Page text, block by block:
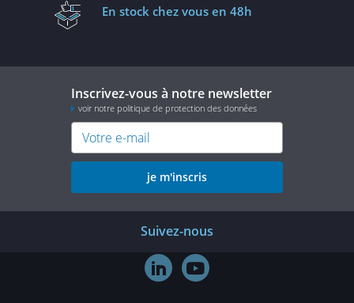
En stock chez vous en 48h
Inscrivez-vous à notre newsletter
voir notre politique de protection des données
je m'inscris
Suivez-nous
 